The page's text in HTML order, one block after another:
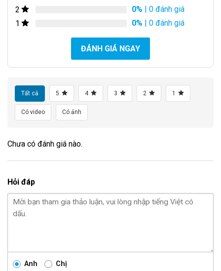
2
0% | 0 đánh giá
1
0% | 0 đánh giá
ĐÁNH GIÁ NGAY
Tất cả 5 4 3 2 1
Có video Có ảnh
Chưa có đánh giá nào.
Hỏi đáp
Anh Chị